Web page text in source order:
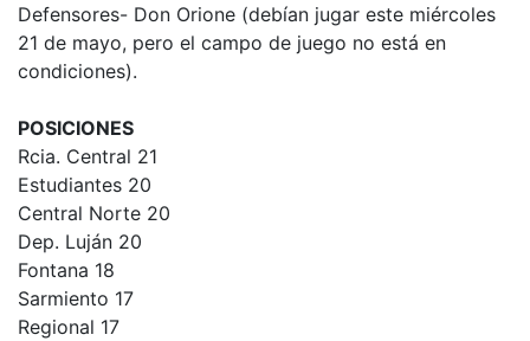
Defensores- Don Orione (debían jugar este miércoles
21 de mayo, pero el campo de juego no está en
condiciones).
POSICIONES
Rcia. Central 21
Estudiantes 20
Central Norte 20
Dep. Luján 20
Fontana 18
Sarmiento 17
Regional 17